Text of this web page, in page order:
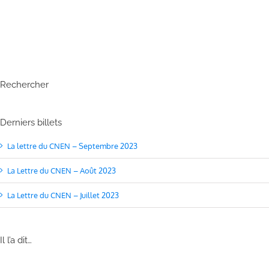
Rechercher
Derniers billets
La lettre du CNEN – Septembre 2023
La Lettre du CNEN – Août 2023
La Lettre du CNEN – Juillet 2023
Il l’a dit…